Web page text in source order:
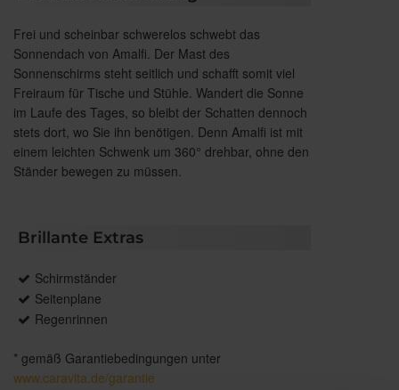
Frei und scheinbar schwerelos schwebt das
Sonnendach von Amalfi. Der Mast des
Sonnenschirms steht seitlich und schafft somit viel
Freiraum für Tische und Stühle. Wandert die Sonne
im Laufe des Tages, so bleibt der Schatten dennoch
stets dort, wo Sie ihn benötigen. Denn Amalfi ist mit
einem leichten Schwenk um 360° drehbar, ohne den
Ständer bewegen zu müssen.
Brillante Extras
Schirmständer
Seitenplane
Regenrinnen
* gemäß Garantiebedingungen unter
www.caravita.de/garantie